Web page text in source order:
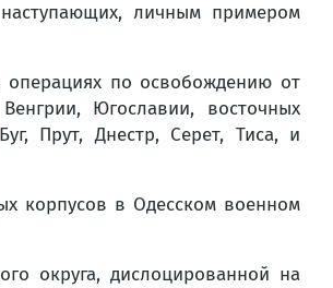
личным примером
операциях по освобождению от
Югославии, восточных
Прут, Днестр, Серет, Тиса, и
корпусов в Одесском военном
округа, дислоцированной на